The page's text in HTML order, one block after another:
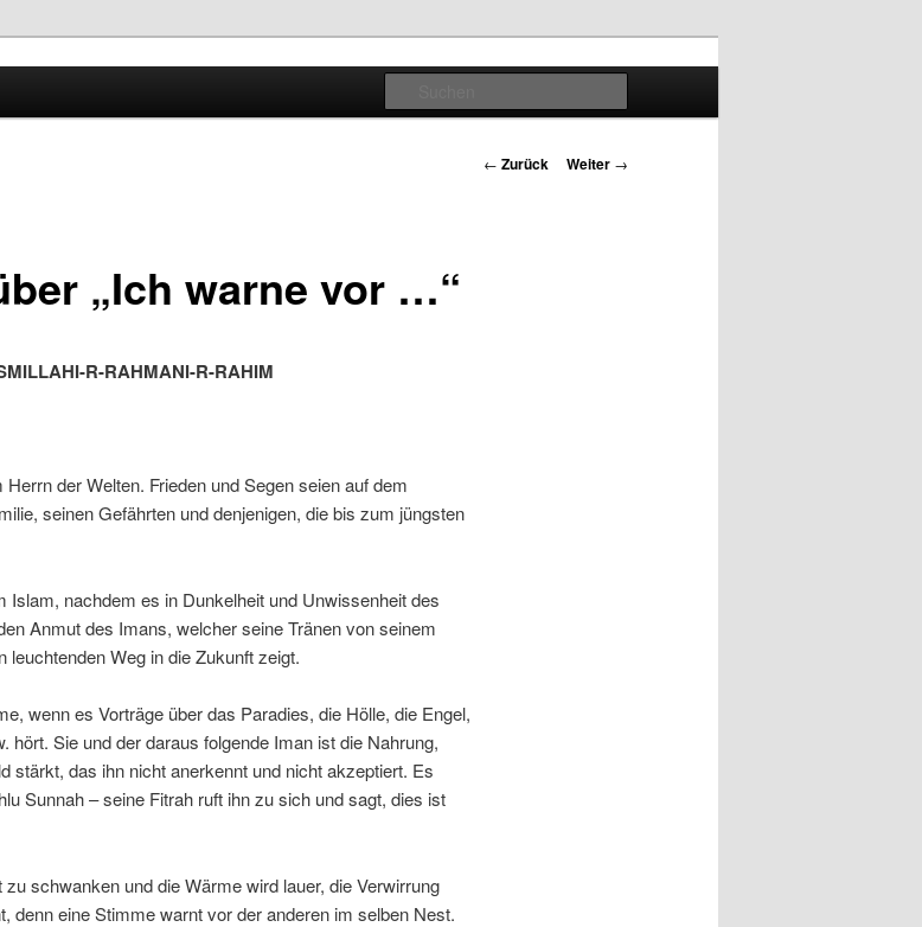
Beitrags-
← Zurück Weiter →
„Ich warne vor …“
R-RAHMANI-R-RAHIM
der Welten. Frieden und Segen seien auf dem
seinen Gefährten und denjenigen, die bis zum jüngsten
Islam, nachdem es in Dunkelheit und Unwissenheit des
Anmut des Imans, welcher seine Tränen von seinem
Weg in die Zukunft zeigt.
wenn es Vorträge über das Paradies, die Hölle, die Engel,
hört. Sie und der daraus folgende Iman ist die Nahrung,
stärkt, das ihn nicht anerkennt und nicht akzeptiert. Es
Sunnah – seine Fitrah ruft ihn zu sich und sagt, dies ist
schwanken und die Wärme wird lauer, die Verwirrung
denn eine Stimme warnt vor der anderen im selben Nest.